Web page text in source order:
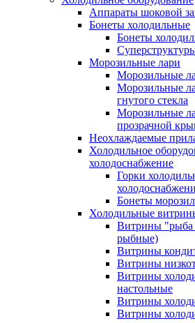
Аппараты шоковой
Бонеты холодильные
Бонеты
Морозильные лари
Морозильные
Морозильные
гнутого стекла
Морозильные
прозрачной
Неохлаждаемые
Холодильное
холодоснабжение
Горки
Бонеты
Холодильные
Витрины "рыба
рыбные)
Витрины
Витрины
Витрины
настольные
Витрины
Витрины